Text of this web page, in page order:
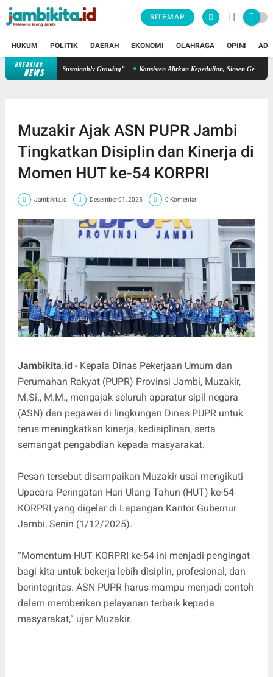
SITEMAP
HUKUM POLITIK DAERAH EKONOMI OLAHRAGA OPINI
BREAKING
NEWS
Semangat “Sustainably Growing” Konsisten Alirkan Kepedulian, Sinsen Gelar Donor
Muzakir Ajak ASN PUPR Jambi
Tingkatkan Disiplin dan Kinerja di
Momen HUT ke-54 KORPRI
Jambikita.id Desember 01, 2025 0 Komentar
Jambikita.id- Kepala Dinas Pekerjaan Umum dan
Perumahan Rakyat (PUPR) Provinsi Jambi, Muzakir,
M.Si., M.M., mengajak seluruh aparatur sipil negara
(ASN) dan pegawai di lingkungan Dinas PUPR untuk
terus meningkatkan kinerja, kedisiplinan, serta
semangat pengabdian kepada masyarakat.
Pesan tersebut disampaikan Muzakir usai mengikuti
Upacara Peringatan Hari Ulang Tahun (HUT) ke-54
KORPRI yang digelar di Lapangan Kantor Gubernur
Jambi, Senin (1/12/2025).
“Momentum HUT KORPRI ke-54 ini menjadi pengingat
bagi kita untuk bekerja lebih disiplin, profesional, dan
berintegritas. ASN PUPR harus mampu menjadi contoh
dalam memberikan pelayanan terbaik kepada
masyarakat,” ujar Muzakir.